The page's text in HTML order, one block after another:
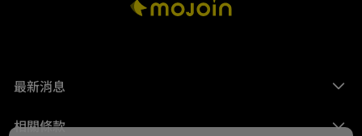
最新消息
相關條款